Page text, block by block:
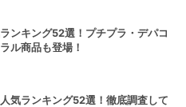
ンキング52選！プチプラ・デパコ
ル商品も登場！
気ランキング52選！徹底調査して